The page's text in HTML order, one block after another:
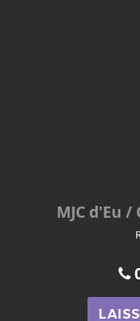
MJC d'Eu